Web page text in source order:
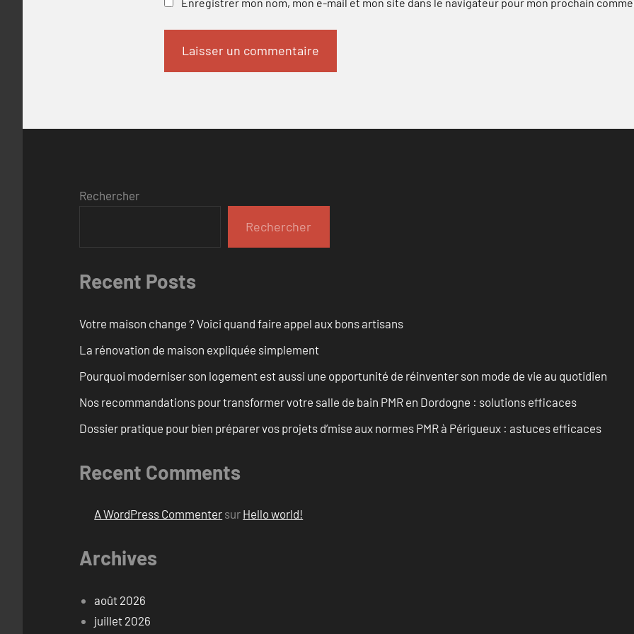
Rechercher
Rechercher
Recent Posts
Votre maison change ? Voici quand faire appel aux bons artisans
La rénovation de maison expliquée simplement
Pourquoi moderniser son logement est aussi une opportunité de réinventer son mode de vie au quotidien
Nos recommandations pour transformer votre salle de bain PMR en Dordogne : solutions efficaces
Dossier pratique pour bien préparer vos projets d’mise aux normes PMR à Périgueux : astuces efficaces
Recent Comments
A WordPress Commenter sur Hello world!
Archives
août 2026
juillet 2026